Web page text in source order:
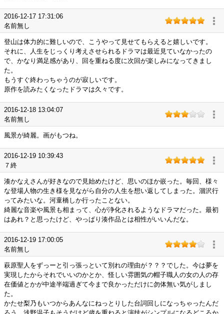
2016-12-17 17:31:06
名前無し
登山は体力的に難しいので、こうやって見せてもらえると嬉しいです。
それに、人生をじっくり考えさせられるドラマは最近見ていなかったの
で、かなり満足感があり、回を重ねる度に次回が楽しみになってきまし
た。
もうすぐ終わっちゃうのが寂しいです。
原作を読みたくなったドラマは久々です。
2016-12-18 13:04:07
名前無し
風景が綺麗。画がもつね。
2016-12-19 10:39:43
７終
湊かなえさんが好きなので見始めたけど、思いのほか嵌った。毎回、様々
な登場人物の生き様を見ながら自分の人生を想い返してしまった。涸沢行
ってみたいな。河童橋しか行ったことない。
綺麗な音楽や風景も相まって、心が浄化されるようなドラマだった。最初
はあれ？と思ったけど、やっぱり湊作品とは相性がいいんだな。
2016-12-19 17:00:05
名前無し
萩原聖人をずっーと引っ張っといて別れの理由が？？？でした。今は夢を
実現したからそれでいいのかとか、怪しい雰囲気の帽子職人の女の人の存
在価値とかが中途半端過ぎて今まで良かっただけに勿体無い気がしまし
た。
かたせ梨乃もいつからあんなにねっとりした台詞回しになっちゃったんだ